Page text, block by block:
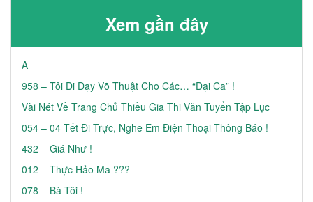
Xem gần đây
A
958 – Tôi Đi Dạy Võ Thuật Cho Các… “đại Ca” !
Vài Nét Về Trang Chủ Thiều Gia Thi Văn Tuyển Tập Lục
054 – 04 Tết Đi Trực, Nghe Em Điện Thoại Thông Báo !
432 – Giá Như !
012 – Thực Hảo Ma ???
078 – Bà Tôi !